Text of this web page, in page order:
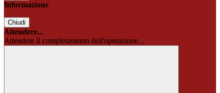
Informazione
Chiudi
Attendere...
Attendere il completamento dell'operazione...